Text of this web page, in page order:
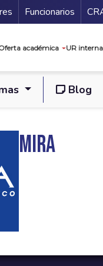
Funcionarios
académica UR
Blog
MIRA